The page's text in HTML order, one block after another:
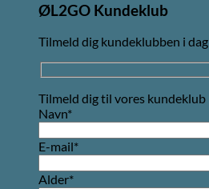
ØL2GO Kundeklub
Tilmeld dig kundeklubben i dag
Tilmeld dig til vores kundeklub
Navn*
E-mail*
Alder*